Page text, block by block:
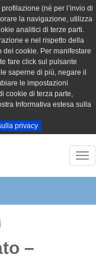
(né per l’invio di
la navigazione, utilizza
analitici di terze parti.
e nel rispetto della
dei cookie. Per manifestare
fare click sul pulsante
saperne di più, negare il
le impostazioni
cookie di terza parte,
Informativa estesa sulla
privacy
–